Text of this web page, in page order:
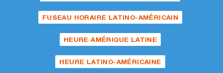
FUSEAU HORAIRE LATINO-AMÉRICAIN
HEURE AMÉRIQUE LATINE
HEURE LATINO-AMÉRICAINE